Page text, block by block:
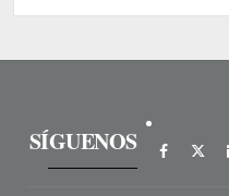
SÍGUENOS